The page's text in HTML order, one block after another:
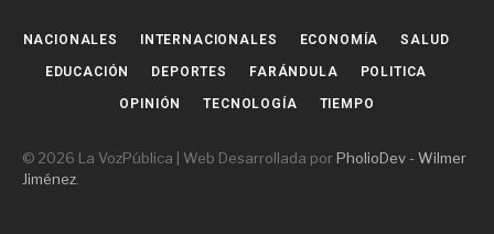
NACIONALES INTERNACIONALES ECONOMÍA SALUD
EDUCACIÓN DEPORTES FARÁNDULA POLITICA
OPINIÓN TECNOLOGÍA TIEMPO
© 2026 La VozPública | Web Desarrollada por PholioDev - Wilmer
Jiménez